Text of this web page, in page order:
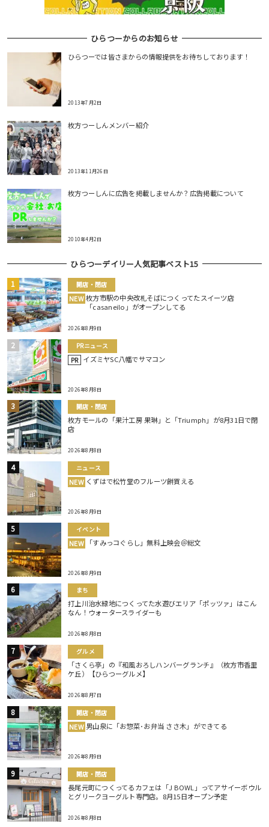
ひらつーからのお知らせ
ひらつーでは皆さまからの情報提供をお待ちしております！
2013年7月2日
枚方つーしんメンバー紹介
2013年11月26日
枚方つーしんに広告を掲載しませんか？広告掲載について
2010年4月2日
ひらつーデイリー人気記事ベスト15
開店・閉店
NEW 枚方市駅の中央改札そばにつくってたスイーツ店
「casaneilo」がオープンしてる
2026年8月9日
PRニュース
PR イズミヤSC八幡でサマコン
2026年8月8日
開店・閉店
枚方モールの「果汁工房 果琳」と「Triumph」が8月31日で閉
店
2026年8月8日
ニュース
NEW くずはで松竹堂のフルーツ餅買える
2026年8月9日
イベント
NEW 「すみっコぐらし」無料上映会＠総文
2026年8月9日
まち
打上川治水緑地につくってた水遊びエリア「ポッツァ」はこん
なん！ウォータースライダーも
2026年8月8日
グルメ
「さくら亭」の『和風おろしハンバーグランチ』（枚方市香里
ケ丘）【ひらつーグルメ】
2026年8月7日
開店・閉店
NEW 男山泉に「お惣菜･お弁当 ささ木」ができてる
2026年8月9日
開店・閉店
長尾元町につくってるカフェは「J BOWL」ってアサイーボウル
とグリークヨーグルト専門店。8月15日オープン予定
2026年8月8日